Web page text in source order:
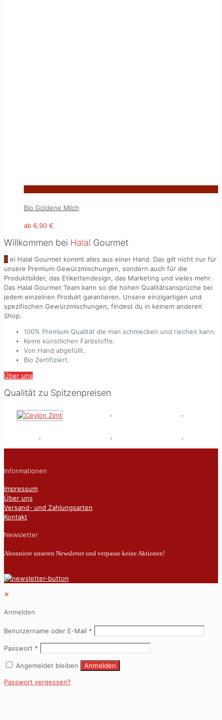
Bio Goldene Milch
ab 6,90 €
Willkommen bei Halal Gourmet
B ei Halal Gourmet kommt alles aus einer Hand. Das gilt nicht nur für
unsere Premium Gewürzmischungen, sondern auch für die
Produktbilder, das Etikettendesign, das Marketing und vieles mehr.
Das Halal Gourmet Team kann so die hohen Qualitätsansprüche bei
jedem einzelnen Produkt garantieren. Unsere einzigartigen und
spezifischen Gewürzmischungen, findest du in keinem anderen
Shop.
100% Premium Qualität die man schmecken und riechen kann.
Keine künstlichen Farbstoffe.
Von Hand abgefüllt.
Bio Zertifiziert.
Über uns
Qualität zu Spitzenpreisen
Informationen
Impressum
Über uns
Versand- und Zahlungsarten
Kontakt
Newsletter
Abonniere unseren Newsletter und verpasse keine Aktionen!
✕
Anmelden
Benutzername oder E-Mail *
Passwort *
Angemeldet bleiben Anmelden
Passwort vergessen?